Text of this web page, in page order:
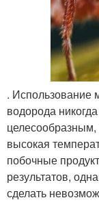
. Использование
водорода
целесообразным,
высокая
побочные
результатов,
сделать